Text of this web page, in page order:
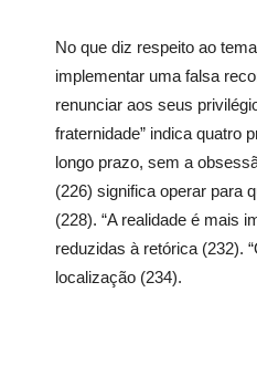
No que diz respeito ao
implementar uma falsa
renunciar aos seus
fraternidade” indica quatro
longo prazo, sem a
(226) significa operar para
(228). “A realidade é mais
reduzidas à retórica (232).
localização (234).